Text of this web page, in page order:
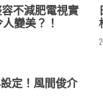
不減肥電視實
變美？！
定！風間俊介